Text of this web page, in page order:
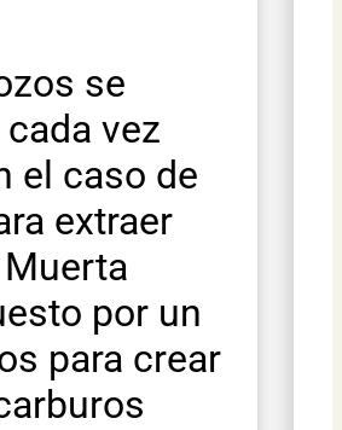
se
vez
el caso de
extraer
por un
para crear